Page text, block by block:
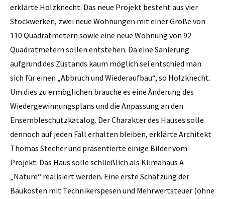
erklärte Holzknecht. Das neue Projekt besteht aus vier
Stockwerken, zwei neue Wohnungen mit einer Größe von
110 Quadratmetern sowie eine neue Wohnung von 92
Quadratmetern sollen entstehen. Da eine Sanierung
aufgrund des Zustands kaum möglich sei entschied man
sich für einen „Abbruch und Wiederaufbau“, so Holzknecht.
Um dies zu ermöglichen brauche es eine Änderung des
Wiedergewinnungsplans und die Anpassung an den
Ensembleschutzkatalog. Der Charakter des Hauses solle
dennoch auf jeden Fall erhalten bleiben, erklärte Architekt
Thomas Stecher und präsentierte einige Bilder vom
Projekt. Das Haus solle schließlich als Klimahaus A
„Nature“ realisiert werden. Eine erste Schätzung der
Baukosten mit Technikerspesen und Mehrwertsteuer (ohne